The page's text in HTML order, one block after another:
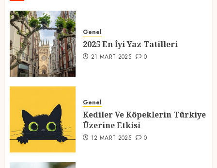
1
21 MART 2025
Üzerine Etkisi
12 MART 2025 0
Genel
2025 En İyi Yaz Tatilleri
21 MART 2025 0
Genel
Kediler Ve Köpeklerin Türkiye
Üzerine Etkisi
12 MART 2025 0